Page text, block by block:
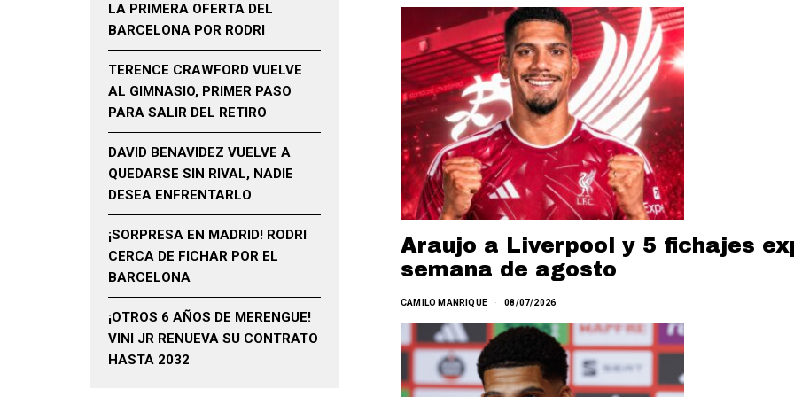
Araujo a Liverpool y 5 fichajes
semana de agosto
CAMILO MANRIQUE 08/07/2026
LA PRIMERA OFERTA DEL
BARCELONA POR RODRI
TERENCE CRAWFORD VUELVE
AL GIMNASIO, PRIMER PASO
PARA SALIR DEL RETIRO
DAVID BENAVIDEZ VUELVE A
QUEDARSE SIN RIVAL, NADIE
DESEA ENFRENTARLO
¡SORPRESA EN MADRID! RODRI
CERCA DE FICHAR POR EL
BARCELONA
¡OTROS 6 AÑOS DE MERENGUE!
VINI JR RENUEVA SU CONTRATO
HASTA 2032